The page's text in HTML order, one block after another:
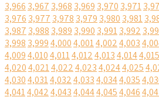
3,966 3,967 3,968 3,969 3,970 3,971
3,976 3,977 3,978 3,979 3,980 3,981
3,987 3,988 3,989 3,990 3,9913,992
3,998 3,9994,0004,0014,0024,003
4,0094,0104,0114,0124,0134,0144,015
4,0204,0214,0224,0234,0244,025
4,0304,0314,0324,0334,0344,035
4,0414,0424,0434,0444,0454,046